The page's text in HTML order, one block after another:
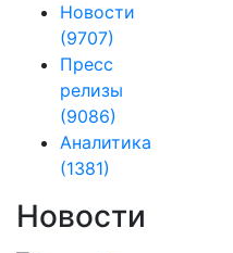
Новости
(9707)
Пресс
релизы
(9086)
Аналитика
(1381)
Новости